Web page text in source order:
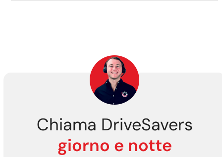
Chiama DriveSavers
giorno e notte